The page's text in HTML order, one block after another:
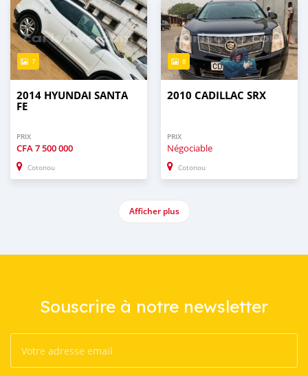
7
2014 HYUNDAI SANTA
FE
PRIX
CFA7 500 000
Cotonou
8
2010 CADILLAC SRX
PRIX
Négociable
Cotonou
Afficher plus
Souscrire à notre newsletter